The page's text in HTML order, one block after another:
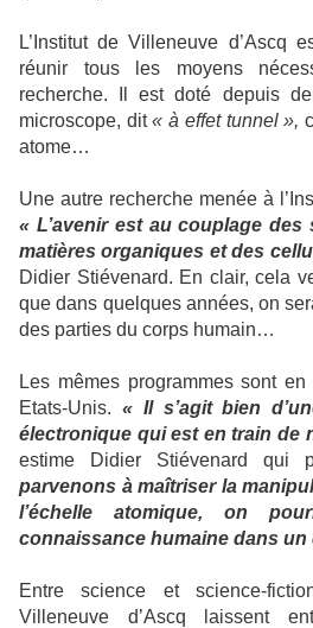
L’Institut de Villeneuve d’Ascq
réunir tous les moyens
recherche. Il est doté depuis
microscope, dit« à effet tunnel »,
atome…
Une autre recherche menée à
« L’avenir est au couplage
matières organiques et des
Didier Stiévenard. En clair, cela
que dans quelques années, on
des parties du corps humain…
Les mêmes programmes sont
Etats-Unis. « Il s’agit bien
électronique qui est en train de
estime Didier Stiévenard qui
parvenons à maîtriser la
l’échelle atomique, on
connaissance humaine dans un
Entre science et science-
Villeneuve d’Ascq laissent